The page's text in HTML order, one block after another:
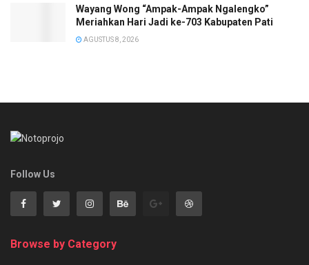
Wayang Wong “Ampak-Ampak Ngalengko”
Meriahkan Hari Jadi ke-703 Kabupaten Pati
AGUSTUS 8, 2026
Follow Us
Browse by Category